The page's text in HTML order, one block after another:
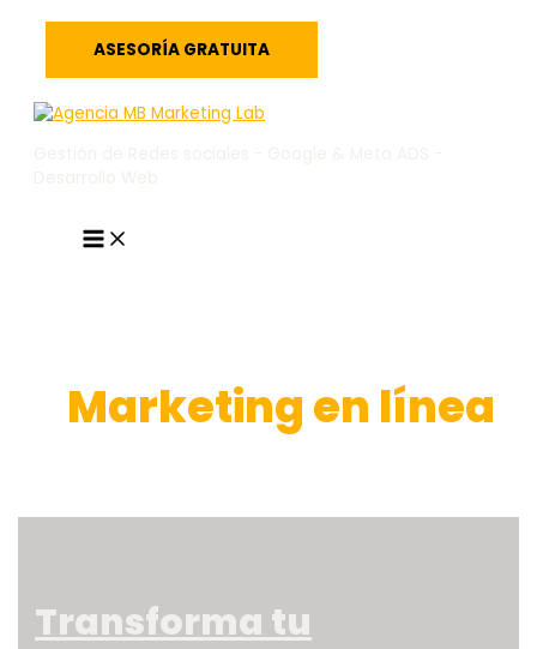
ASESORÍA GRATUITA
MAIN
MENU
Marketing en línea
Transforma tu